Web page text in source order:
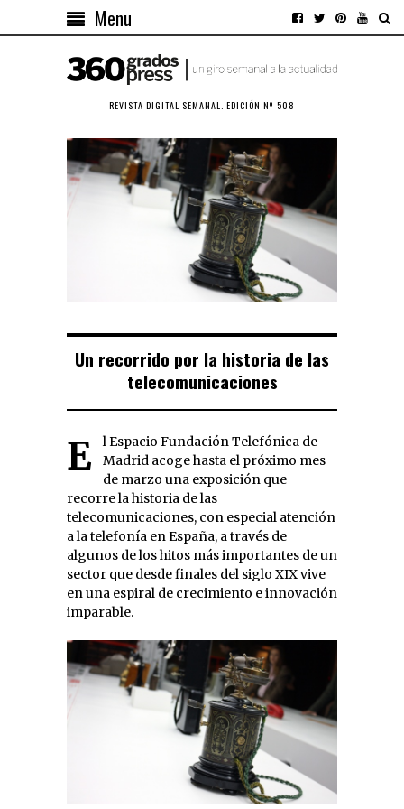
Menu
REVISTA DIGITAL SEMANAL. EDICIÓN Nº 508
Un recorrido por la historia de las
telecomunicaciones
El Espacio Fundación Telefónica de
Madrid acoge hasta el próximo mes
de marzo una exposición que
recorre la historia de las
telecomunicaciones, con especial atención
a la telefonía en España, a través de
algunos de los hitos más importantes de un
sector que desde finales del siglo XIX vive
en una espiral de crecimiento e innovación
imparable.